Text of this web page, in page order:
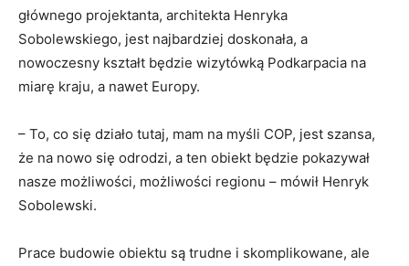
głównego projektanta, architekta Henryka
Sobolewskiego, jest najbardziej doskonała, a
nowoczesny kształt będzie wizytówką Podkarpacia na
miarę kraju, a nawet Europy.
– To, co się działo tutaj, mam na myśli COP, jest szansa,
że na nowo się odrodzi, a ten obiekt będzie pokazywał
nasze możliwości, możliwości regionu – mówił Henryk
Sobolewski.
Prace budowie obiektu są trudne i skomplikowane, ale